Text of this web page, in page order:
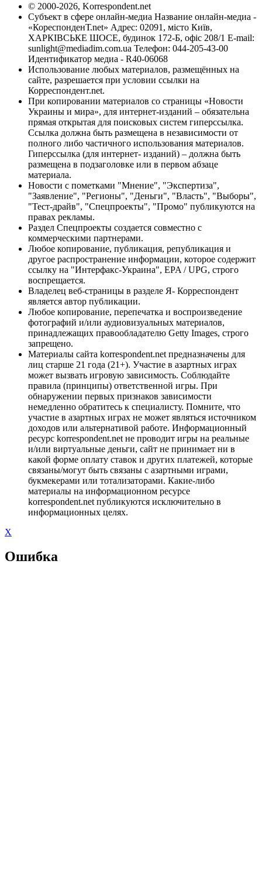
© 2000-2026, Korrespondent.net
Субъект в сфере онлайн-медиа Название онлайн-медиа -
«КореспонденТ.net» Адрес: 02091, місто Київ,
ХАРКІВСЬКЕ ШОСЕ, будинок 172-Б, офіс 208/1 E-mail:
sunlight@mediadim.com.ua Телефон: 044-205-43-00
Идентификатор медиа - R40-06068
Использование любых материалов, размещённых на
сайте, разрешается при условии ссылки на
Корреспондент.net.
При копировании материалов со страницы «Новости
Украины и мира», для интернет-изданий – обязательна
прямая открытая для поисковых систем гиперссылка.
Ссылка должна быть размещена в независимости от
полного либо частичного использования материалов.
Гиперссылка (для интернет- изданий) – должна быть
размещена в подзаголовке или в первом абзаце
материала.
Новости с пометками "Мнение", "Экспертиза",
"Заявление", "Регионы", "Деньги", "Власть", "Выборы",
"Тест-драйв", "Спецпроекты", "Промо" публикуются на
правах рекламы.
Раздел Спецпроекты создается совместно с
коммерческими партнерами.
Любое копирование, публикация, републикация и
другое распространение информации, которое содержит
ссылку на "Интерфакс-Украина", EPA / UPG, строго
воспрещается.
Владелец веб-страницы в разделе Я- Корреспондент
является автор публикации.
Любое копирование, перепечатка и воспроизведение
фотографий и/или аудиовизуальных материалов,
принадлежащих правообладателю Getty Images, строго
запрещено.
Материалы сайта korrespondent.net предназначены для
лиц старше 21 года (21+). Участие в азартных играх
может вызвать игровую зависимость. Соблюдайте
правила (принципы) ответственной игры. При
обнаружении первых признаков зависимости
немедленно обратитесь к специалисту. Помните, что
участие в азартных играх не может являться источником
доходов или альтернативой работе. Информационный
ресурс korrespondent.net не проводит игры на реальные
и/или виртуальные деньги, сайт не принимает ни в
какой форме оплату ставок и других платежей, которые
связаны/могут быть связаны с азартными играми,
букмекерами или тотализаторами. Какие-либо
материалы на информационном ресурсе
korrespondent.net публикуются исключительно в
информационных целях.
X
Ошибка